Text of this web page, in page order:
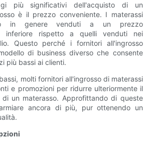
più significativi dell'acquisto di un
è il prezzo conveniente. I materassi
in genere venduti a un prezzo
inferiore rispetto a quelli venduti nei
Questo perché i fornitori all'ingrosso
di business diverso che consente
più bassi ai clienti.
molti fornitori all'ingrosso di materassi
e promozioni per ridurre ulteriormente il
un materasso. Approfittando di queste
ancora di più, pur ottenendo un